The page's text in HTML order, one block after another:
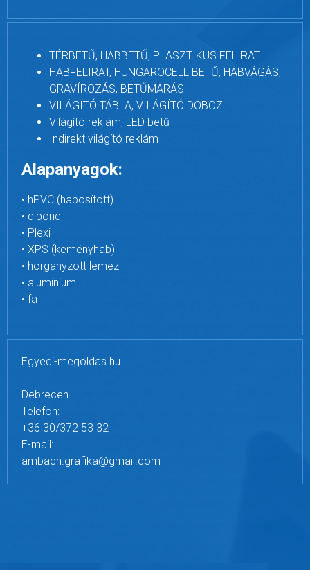
TÉRBETŰ, HABBETŰ, PLASZTIKUS FELIRAT
HABFELIRAT, HUNGAROCELL BETŰ, HABVÁGÁS,
GRAVÍROZÁS, BETŰMARÁS
VILÁGÍTÓ TÁBLA, VILÁGÍTÓ DOBOZ
Világító reklám, LED betű
Indirekt világító reklám
Alapanyagok:
• hPVC (habosított)
• dibond
• Plexi
• XPS (keményhab)
• horganyzott lemez
• alumínium
• fa
Egyedi-megoldas.hu
Debrecen
Telefon:
+36 30/372 53 32
E-mail:
ambach.grafika@gmail.com